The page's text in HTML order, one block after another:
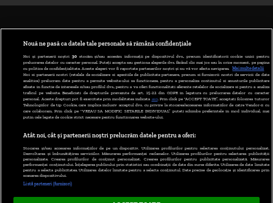
ABONARE DIGI TV
GESTIONAȚI PREFERINȚELE
CODUL DIGI24
CAMERE WEB
CONTACT/INFO
Nouă ne pasă ca datele tale personale să rămână confidențiale
Noi și partenerii noștri 30stocăm și/sau accesăm informații pe dispozitivul dvs., precum identificatorii cookie unici pentru
prelucrarea datelor cu caracter personal. Puteți accepta sau gestiona alegerile dvs. făcând clic mai jos sau în orice moment, pe pagina
cu politica de confidențialitate. Aceste alegeri vor fi raportate partenerilor noștri și nu vă vor afecta navigarea.
Mai multe detalii
Noi si partenerii nostri (retelele de socializare si agentiile de publicitate partenere, precum si furnizorii nostri de servicii de date
analitice) prelucram date pentru a permite website-ului sa functioneze, pentru a personaliza continutul si anunturile publicitare
afisate in functie de interesele si/sau profilul dvs., pentru a va oferi functionalitati aferente retelelor de socializare si pentru a analiza
traficul pe website. Beneficiati de drepturile prevazute de art. 15-22 din GDPR in legatura cu prelucrarea datelor cu caracter
personal. Aceste drepturi pot fi exercitate prin modalitatea indicata aici. Prin click pe “ACCEPT TOATE”, acceptati folosirea tuturor
Tehnologiilor de tip Cookie, care implica inclusiv acceptul dvs. cu privire la stocarea/accesarea informatiilor de catre Vendor-ii cu
care colaboram. Prin click pe “VREAU SA MODIFIC SETARILE INDIVIDUAL” puteti schimba preferintele in mod individual, mai
putin cele legate de cookie strict necesare pentru functionarea website-ului.
Atât noi, cât și partenerii noștri prelucrăm datele pentru a oferi:
Stocarea și/sau accesarea informațiilor de pe un dispozitiv. Utilizarea profilurilor pentru selectarea conținutului personalizat.
Dezvoltarea și îmbunătățirea serviciilor. Măsurarea performanței reclamelor. Utilizarea profilurilor pentru selectarea publicității
personalizate. Crearea profilurilor de conținut personalizat. Crearea profilurilor pentru publicitate personalizată. Măsurarea
performanței conținutului. Înțelegerea publicului prin statistici sau combinații de date din surse diferite. Utilizarea de date limitate
pentru a selecta publicitatea. Utilizarea datelor limitate pentru a selecta conținutul. Date precise de geolocație și identificarea prin
scanarea dispozitivului.
Listă parteneri (furnizori)